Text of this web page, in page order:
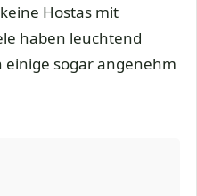
Hostas mit
haben leuchtend
sogar angenehm